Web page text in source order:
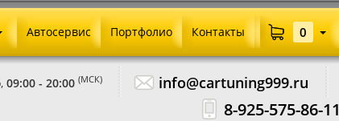
09:00 - 20:00 (МСК) info@cartuning999.ru
8-925-575-86-11
Автосервис Портфолио Контакты 0